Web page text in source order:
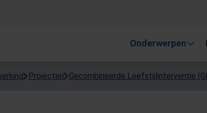
Onderwerpen
zijn, gebruik de pijlen om omhoog en omlaag te
Projecten Gecombineerde Leefstijlinterventie